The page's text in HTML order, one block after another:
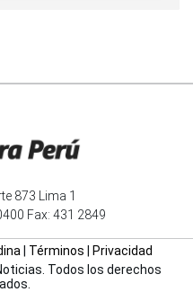
873 Lima 1
Fax: 431 2849
Términos
Privacidad
Todos los derechos